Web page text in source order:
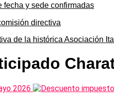
fecha y sede confirmadas
de la histórica Asociación